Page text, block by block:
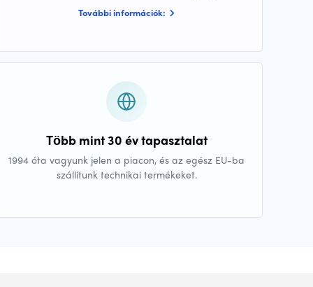
További információk:
Több mint 30 év tapasztalat
1994 óta vagyunk jelen a piacon, és az egész EU-ba
szállítunk technikai termékeket.